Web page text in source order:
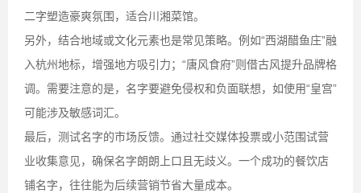
二字塑造豪爽氛围，适合川湘菜馆。
另外，结合地域或文化元素也是常见策略。例如“西湖醋鱼庄”融
入杭州地标，增强地方吸引力；“唐风食府”则借古风提升品牌格
调。需要注意的是，名字要避免侵权和负面联想，如使用“皇宫”
可能涉及敏感词汇。
最后，测试名字的市场反馈。通过社交媒体投票或小范围试营
业收集意见，确保名字朗朗上口且无歧义。一个成功的餐饮店
铺名字，往往能为后续营销节省大量成本。